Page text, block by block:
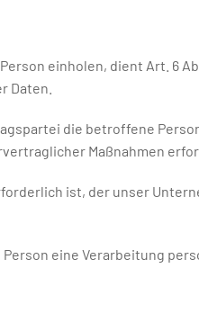
einholen, dient Art. 6
Daten.
die betroffene
Maßnahmen
ist, der unser
eine Verarbeitung